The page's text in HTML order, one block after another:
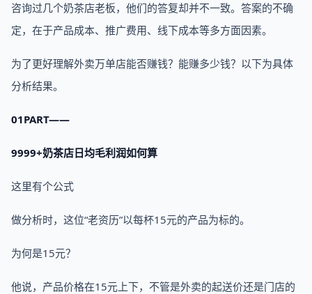
咨询过几个奶茶店老板，他们的答复却并不一致。答案的不确
定，在于产品成本、推广费用、线下成本等多方面因素。
为了更好理解外卖万单店能否赚钱？能赚多少钱？以下为具体
分析结果。
01PART——
9999+奶茶店日均毛利润如何算
这里有个公式
做分析时，这位“老资历”以每杯15元的产品为标的。
为何是15元？
他说，产品价格在15元上下，不管是外卖的起送价还是门店的